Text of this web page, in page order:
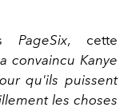
PageSix, cette
convaincu Kanye
qu'ils puissent
les choses